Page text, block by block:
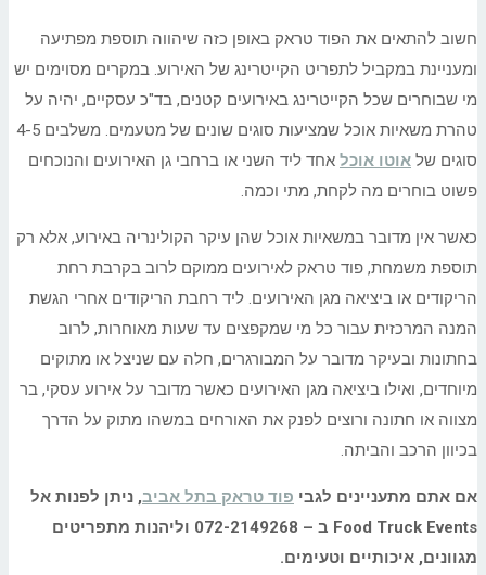
חשוב להתאים את הפוד טראק באופן כזה שיהווה תוספת מפתיעה
ומעניינת במקביל לתפריט הקייטרינג של האירוע. במקרים מסוימים יש
מי שבוחרים שכל הקייטרינג באירועים קטנים, בד"כ עסקיים, יהיה על
טהרת משאיות אוכל שמציעות סוגים שונים של מטעמים. משלבים 4-5
סוגים של אוטו אוכל אחד ליד השני או ברחבי גן האירועים והנוכחים
פשוט בוחרים מה לקחת, מתי וכמה.
כאשר אין מדובר במשאיות אוכל שהן עיקר הקולינריה באירוע, אלא רק
תוספת משמחת, פוד טראק לאירועים ממוקם לרוב בקרבת רחת
הריקודים או ביציאה מגן האירועים. ליד רחבת הריקודים אחרי הגשת
המנה המרכזית עבור כל מי שמקפצים עד שעות מאוחרות, לרוב
בחתונות ובעיקר מדובר על המבורגרים, חלה עם שניצל או מתוקים
מיוחדים, ואילו ביציאה מגן האירועים כאשר מדובר על אירוע עסקי, בר
מצווה או חתונה ורוצים לפנק את האורחים במשהו מתוק על הדרך
בכיוון הרכב והביתה.
אם אתם מתעניינים לגבי פוד טראק בתל אביב, ניתן לפנות אל
Food Truck Events
ב – 072-2149268 וליהנות מתפריטים
מגוונים, איכותיים וטעימים.